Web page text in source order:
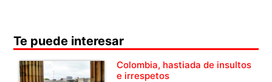
Te puede interesar
Colombia, hastiada de insultos
e irrespetos